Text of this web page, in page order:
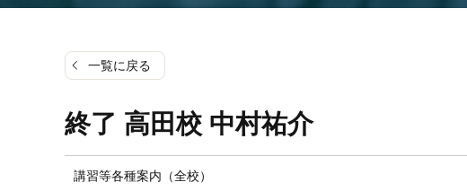
一覧に戻る
終了 高田校 中村祐介
講習等各種案内（全校）